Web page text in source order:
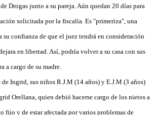
Drogas junto a su pareja. Aún quedan 20 días para
solicitada por la fiscalía. Es "primeriza", una
confianza de que el juez tendrá en consideración
en libertad. Así, podría volver a su casa con sus
a cargo de su madre.
de Ingrid, sus niños R.J.M (14 años) y E.J.M (3 años)
Orellana, quien debió hacerse cargo de los nietos a
fijo y de estar afectada por varios problemas de